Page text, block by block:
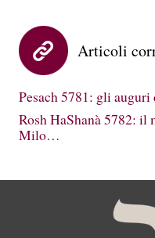
Articoli
Pesach 5781: gli
Rosh HaShanà 5782: il
Milo…